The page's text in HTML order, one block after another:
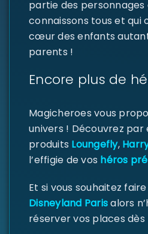
de passe*
DE PASSE PERDU ?
partie des personnages
connaissons tous et qui
cœur des enfants
parents !
Encore plus de
Magicheroes vous
univers ! Découvrez par
produits Loungefly,
l’effigie de vos héros
Et si vous souhaitez
Disneyland Parisalors
réserver vos places